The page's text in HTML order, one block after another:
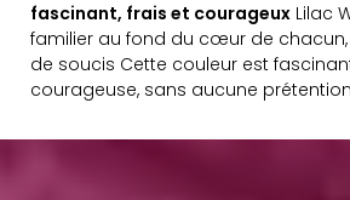
fascinant, frais et courageux Lilac
familier au fond du cœur de chacun,
de soucis Cette couleur est
courageuse, sans aucune prétention